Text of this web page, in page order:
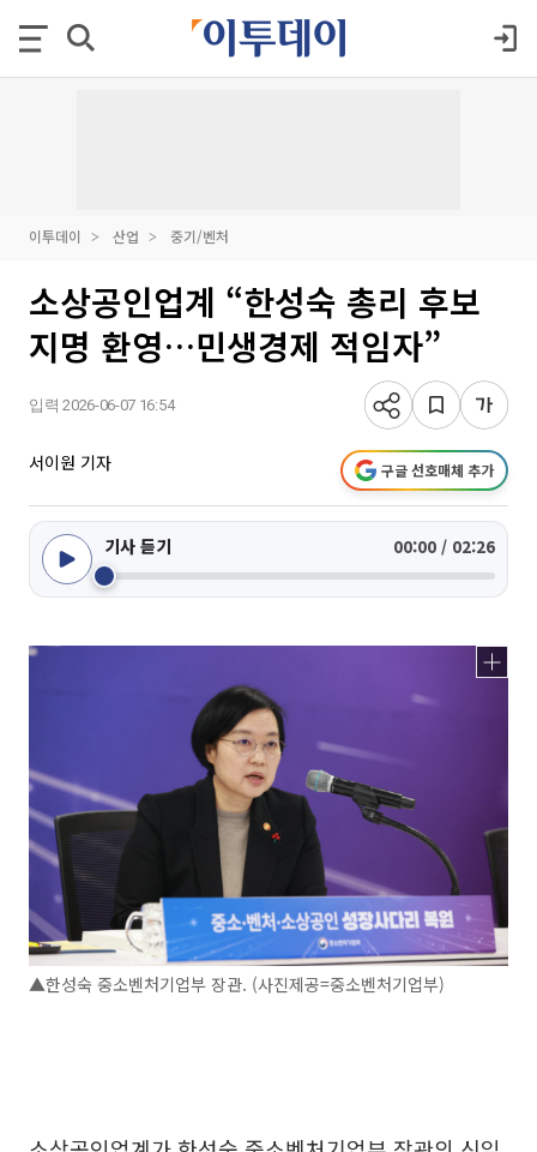
이투데이 산업 중기/벤처
소상공인업계 “한성숙 총리 후보
지명 환영…민생경제 적임자”
입력 2026-06-07 16:54
서이원 기자 구글 선호매체 추가
기사 듣기 00:00 / 02:26
▲한성숙 중소벤처기업부 장관. (사진제공=중소벤처기업부)